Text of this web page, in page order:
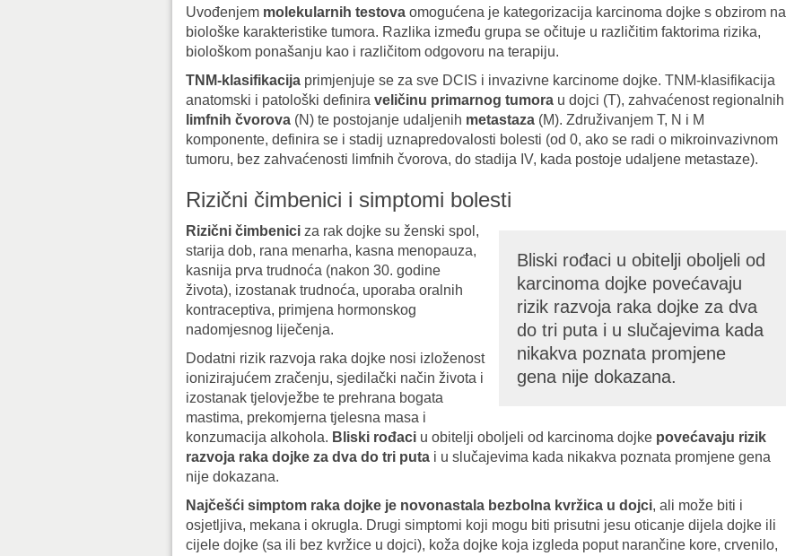
Uvođenjem molekularnih testova omogućena je kategorizacija karcinoma dojke s obzirom na
biološke karakteristike tumora. Razlika između grupa se očituje u različitim faktorima rizika,
biološkom ponašanju kao i različitom odgovoru na terapiju.
TNM-klasifikacija primjenjuje se za sve DCIS i invazivne karcinome dojke. TNM-klasifikacija
anatomski i patološki definira veličinu primarnog tumora u dojci (T), zahvaćenost regionalnih
limfnih čvorova (N) te postojanje udaljenih metastaza (M). Združivanjem T, N i M
komponente, definira se i stadij uznapredovalosti bolesti (od 0, ako se radi o mikroinvazivnom
tumoru, bez zahvaćenosti limfnih čvorova, do stadija IV, kada postoje udaljene metastaze).
Rizični čimbenici i simptomi bolesti
Bliski rođaci u obitelji oboljeli od
karcinoma dojke povećavaju
rizik razvoja raka dojke za dva
do tri puta i u slučajevima kada
nikakva poznata promjene
gena nije dokazana.
Rizični čimbenici za rak dojke su ženski spol,
starija dob, rana menarha, kasna menopauza,
kasnija prva trudnoća (nakon 30. godine
života), izostanak trudnoća, uporaba oralnih
kontraceptiva, primjena hormonskog
nadomjesnog liječenja.
Dodatni rizik razvoja raka dojke nosi izloženost
ionizirajućem zračenju, sjedilački način života i
izostanak tjelovježbe te prehrana bogata
mastima, prekomjerna tjelesna masa i
konzumacija alkohola. Bliski rođaci u obitelji oboljeli od karcinoma dojke povećavaju rizik
razvoja raka dojke za dva do tri puta i u slučajevima kada nikakva poznata promjene gena
nije dokazana.
Najčešći simptom raka dojke je novonastala bezbolna kvržica u dojci, ali može biti i
osjetljiva, mekana i okrugla. Drugi simptomi koji mogu biti prisutni jesu oticanje dijela dojke ili
cijele dojke (sa ili bez kvržice u dojci), koža dojke koja izgleda poput narančine kore, crvenilo,